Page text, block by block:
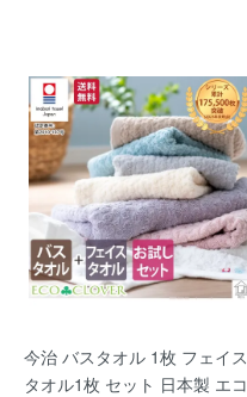
今治 バスタオル 1枚 フェイス
タオル1枚 セット 日本製 エコ